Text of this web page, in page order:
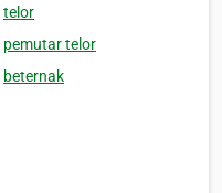
telor
pemutar telor
beternak